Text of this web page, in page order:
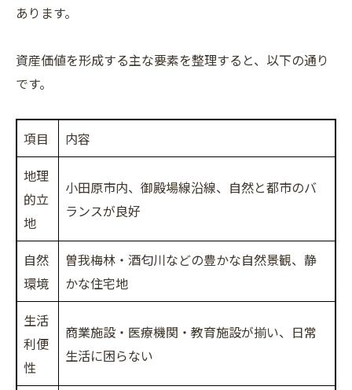
あります。
資産価値を形成する主な要素を整理すると、以下の通り
です。
項目
内容
地理
的立
地
小田原市内、御殿場線沿線、自然と都市のバ
ランスが良好
自然
環境
曽我梅林・酒匂川などの豊かな自然景観、静
かな住宅地
生活
利便
性
商業施設・医療機関・教育施設が揃い、日常
生活に困らない